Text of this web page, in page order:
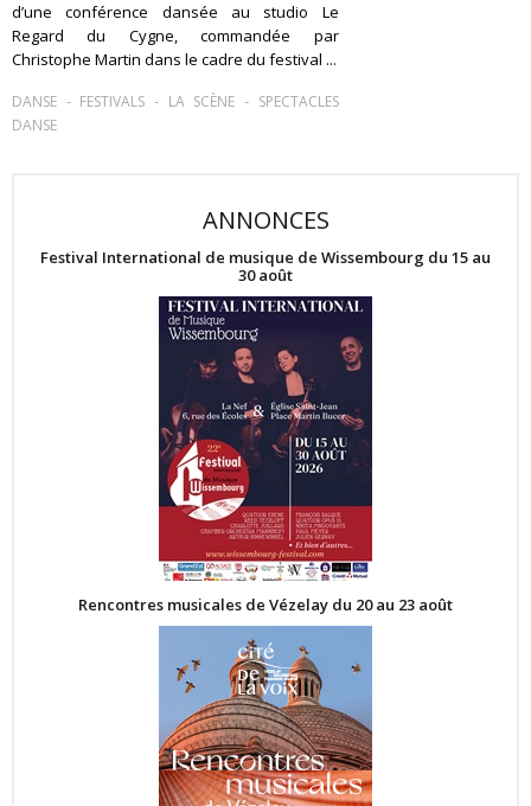
d’une conférence dansée au studio Le
Regard du Cygne, commandée par
Christophe Martin dans le cadre du festival ...
DANSE - FESTIVALS - LA SCÈNE - SPECTACLES
DANSE
ANNONCES
Festival International de musique de Wissembourg du 15 au
30 août
Rencontres musicales de Vézelay du 20 au 23 août